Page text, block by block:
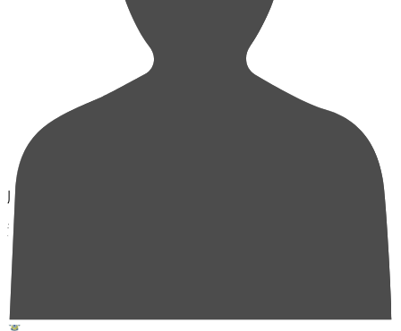
順位
選手名
成績
1